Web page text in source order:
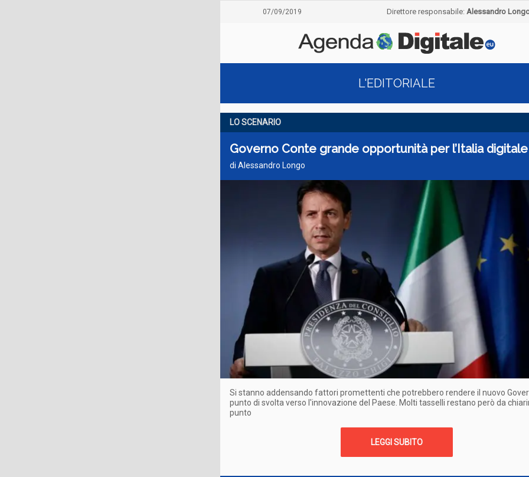
07/09/2019 Direttore responsabile: Alessandro
L'EDITORIALE
LO SCENARIO
Governo Conte grande opportunità per l’Italia digitale
di Alessandro Longo
Si stanno addensando fattori promettenti che potrebbero rendere il nuovo
punto di svolta verso l'innovazione del Paese. Molti tasselli restano però da
punto
LEGGI SUBITO